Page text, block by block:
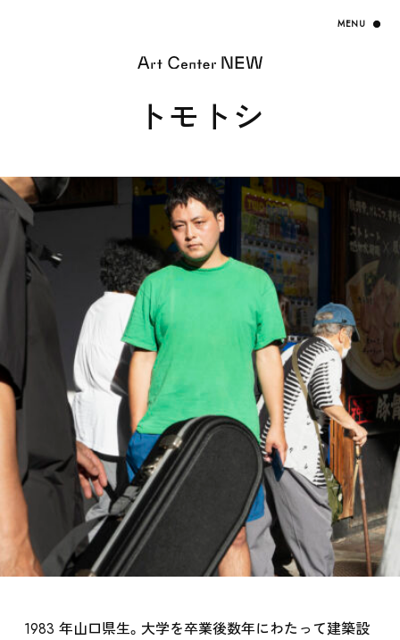
EXHIBITION
ARTISTS / CURATOR
トモトシ
1983 年山口県生。大学を卒業後数年にわたって建築設